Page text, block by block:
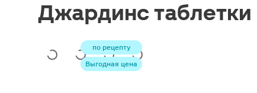
Джардинс
по рецепту
Выгодная цена